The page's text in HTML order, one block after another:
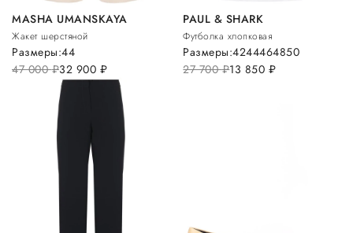
MASHA UMANSKAYA
Жакет шерстяной
47 000руб.32 900 руб.
Размеры:44
PAUL & SHARK
Футболка хлопковая
27 700руб.13 850 руб.
Размеры:4244464850